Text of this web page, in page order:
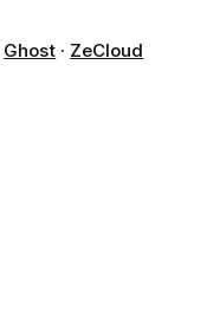
Ghost · ZeCloud